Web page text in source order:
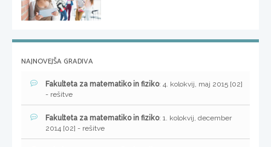
NAJNOVEJŠA GRADIVA
Fakulteta za matematiko in fiziko: 4. kolokvij, maj 2015 [02]
- rešitve
Fakulteta za matematiko in fiziko: 1. kolokvij, december
2014 [02] - rešitve